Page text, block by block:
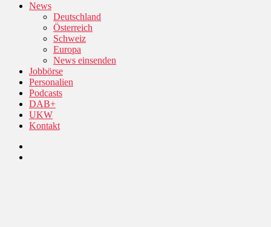
News
Deutschland
Österreich
Schweiz
Europa
News einsenden
Jobbörse
Personalien
Podcasts
DAB+
UKW
Kontakt